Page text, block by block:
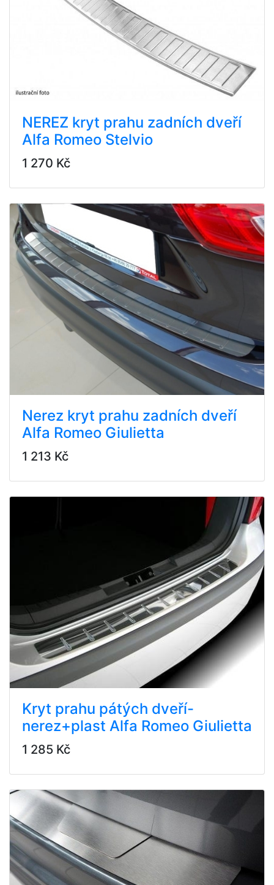
NEREZ kryt prahu zadních dveří
Alfa Romeo Stelvio
1 270 Kč
Nerez kryt prahu zadních dveří
Alfa Romeo Giulietta
1 213 Kč
Kryt prahu pátých dveří-
nerez+plast Alfa Romeo Giulietta
1 285 Kč